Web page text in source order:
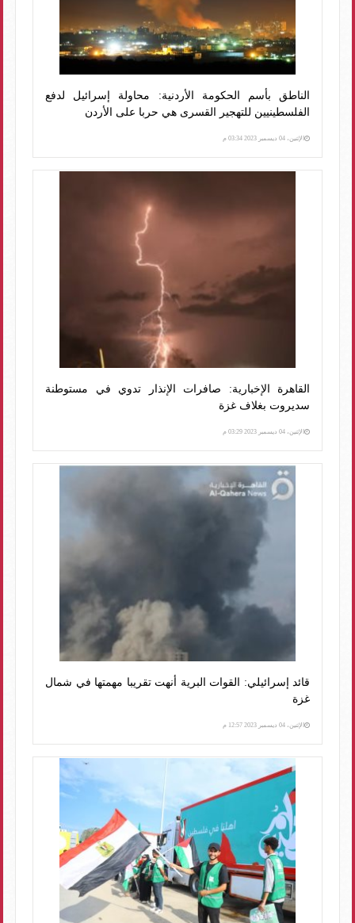
الناطق بأسم الحكومة الأردنية: محاولة إسرائيل لدفع
الفلسطينيين للتهجير القسرى هي حربا على الأردن
الإثنين، 04 ديسمبر 2023 03:34 م
القاهرة الإخبارية: صافرات الإنذار تدوي في مستوطنة
سديروت بغلاف غزة
الإثنين، 04 ديسمبر 2023 03:29 م
قائد إسرائيلي: القوات البرية أنهت تقريبا مهمتها في شمال
غزة
الإثنين، 04 ديسمبر 2023 12:57 م